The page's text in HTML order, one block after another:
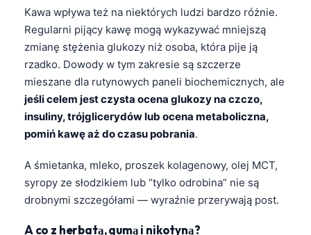
Kawa wpływa też na niektórych ludzi bardzo różnie.
Regularni pijący kawę mogą wykazywać mniejszą
zmianę stężenia glukozy niż osoba, która pije ją
rzadko. Dowody w tym zakresie są szczerze
mieszane dla rutynowych paneli biochemicznych, ale
jeśli celem jest czysta ocena glukozy na czczo,
insuliny, trójglicerydów lub ocena metaboliczna,
pomiń kawę aż do czasu pobrania.
A śmietanka, mleko, proszek kolagenowy, olej MCT,
syropy ze słodzikiem lub “tylko odrobina” nie są
drobnymi szczegółami — wyraźnie przerywają post.
A co z herbatą, gumą i nikotyną?